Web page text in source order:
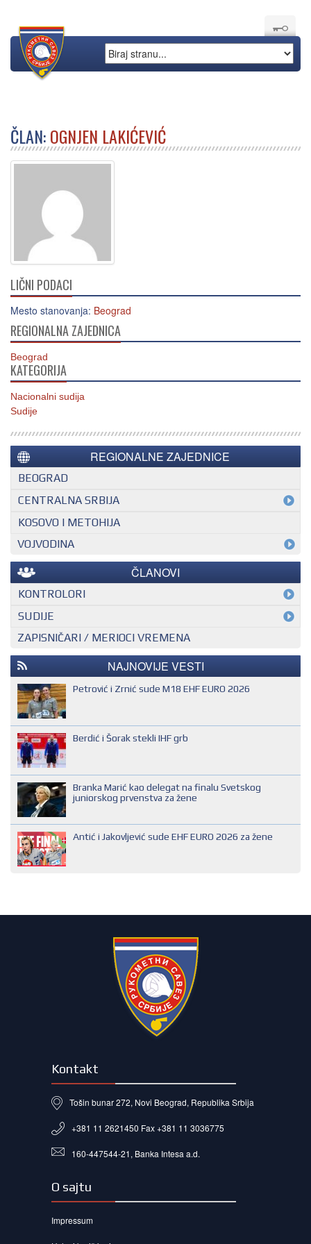
ČLAN:OGNJEN LAKIĆEVIĆ
LIČNI PODACI
Mesto stanovanja: Beograd
REGIONALNA ZAJEDNICA
Beograd
KATEGORIJA
Nacionalni sudija
Sudije
REGIONALNE ZAJEDNICE
BEOGRAD
CENTRALNA SRBIJA
KOSOVO I METOHIJA
VOJVODINA
ČLANOVI
KONTROLORI
MEĐUNARODNI KONTROLOR
NACIONALNI KONTROLOR
REGIONALNI KONTROLOR
SUDIJE
EHF SUDIJA
IHF SUDIJA
MLADI EVROPSKI SUDIJA
NACIONALNI SUDIJA
REGIONALNI SUDIJA
SUDIJA DRUGE KATEGORIJE
SUDIJA OMLADINAC
SUDIJA PRVE KATEGORIJE
ZAPISNIČARI / MERIOCI VREMENA
NAJNOVIJE VESTI
Petrović i Zrnić sude M18 EHF EURO 2026
Berdić i Šorak stekli IHF grb
Branka Marić kao delegat na finalu Svetskog
juniorskog prvenstva za žene
Antić i Jakovljević sude EHF EURO 2026 za žene
Kontakt
Tošin bunar 272, Novi Beograd, Republika Srbija
+381 11 2621450 Fax +381 11 3036775
160-447544-21, Banka Intesa a.d.
O sajtu
Impressum